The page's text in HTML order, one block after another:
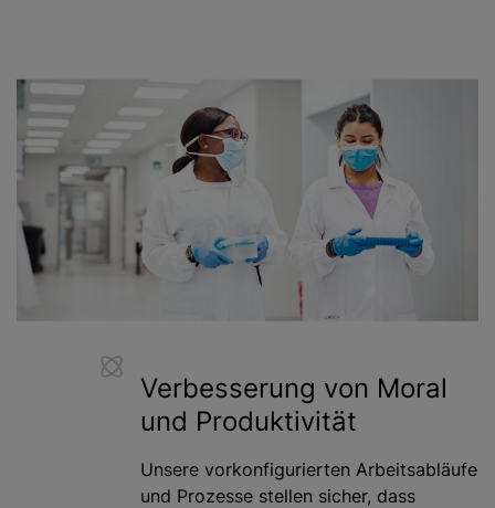
Verbesserung von Moral
und Produktivität
Unsere vorkonfigurierten Arbeitsabläufe
und Prozesse stellen sicher, dass